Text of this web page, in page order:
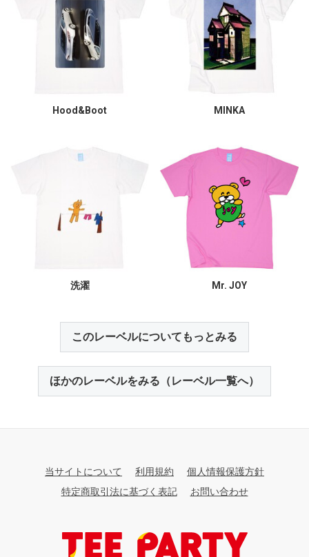
Hood&Boot MINKA
洗濯 Mr. JOY
このレーベルについてもっとみる
ほかのレーベルをみる（レーベル一覧へ）
当サイトについて 利用規約
個人情報保護方針
特定商取引法に基づく表記
お問い合わせ